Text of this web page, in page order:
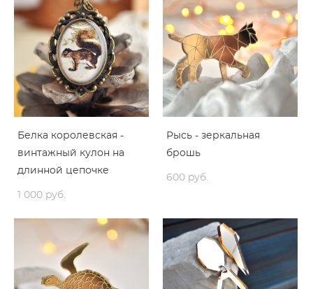
Белка королевская -
винтажный кулон на
длинной цепочке
1 000 pуб.
Рысь - зеркальная
брошь
600 pуб.